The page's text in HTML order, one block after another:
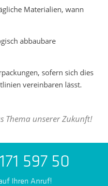
Materialien, wann
abbaubare
sofern sich dies
vereinbaren lässt.
Thema unserer Zukunft!
597 50
Ihren Anruf!